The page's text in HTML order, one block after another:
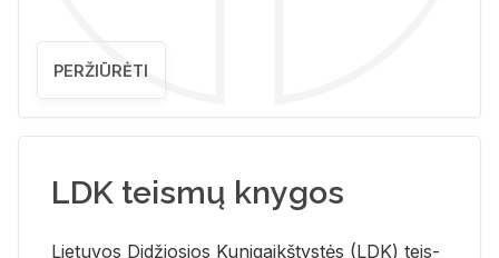
PERŽIŪRĖTI
LDK teismų knygos
Lie­tu­vos Di­džio­sios Ku­ni­gaikš­tys­tės (LDK) teis­